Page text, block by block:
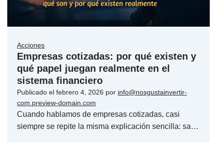
Acciones
Empresas cotizadas: por qué existen y
qué papel juegan realmente en el
sistema financiero
Publicado el febrero 4, 2026 por info@nosgustainvertir-
com.preview-domain.com
Cuando hablamos de empresas cotizadas, casi
siempre se repite la misma explicación sencilla: sa…